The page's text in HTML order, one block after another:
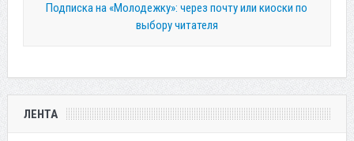
Подписка на «Молодежку»: через почту или киоски по
выбору читателя
ЛЕНТА